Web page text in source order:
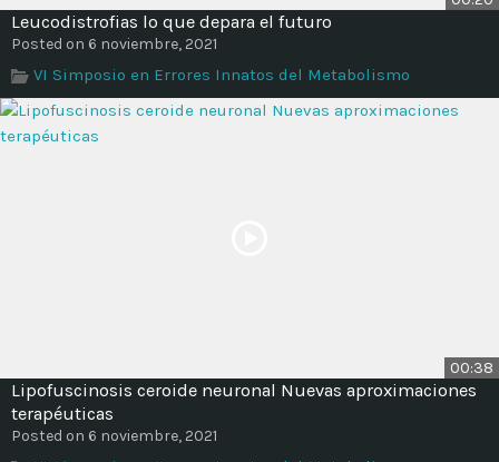
Leucodistrofias lo que depara el futuro
Posted on 6 noviembre, 2021
VI Simposio en Errores Innatos del Metabolismo
00:38
Lipofuscinosis ceroide neuronal Nuevas aproximaciones
terapéuticas
Posted on 6 noviembre, 2021